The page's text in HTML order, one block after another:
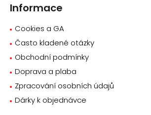
Informace
Cookies a GA
Často kladené otázky
Obchodní podmínky
Doprava a plaba
Zpracování osobních údajů
Dárky k objednávce